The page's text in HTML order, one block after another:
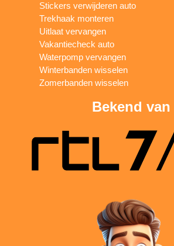
Stickers verwijderen auto
Trekhaak monteren
Uitlaat vervangen
Vakantiecheck auto
Waterpomp vervangen
Winterbanden wisselen
Zomerbanden wisselen
Bekend van